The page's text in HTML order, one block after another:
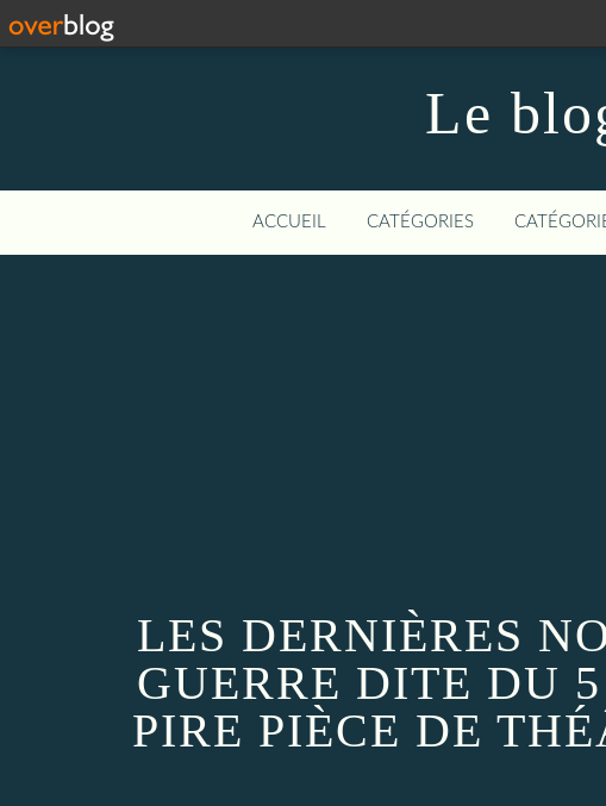
Le
ACCUEIL CATÉGORIES
LES DERNIÈRES
GUERRE DITE DU
PIRE PIÈCE DE